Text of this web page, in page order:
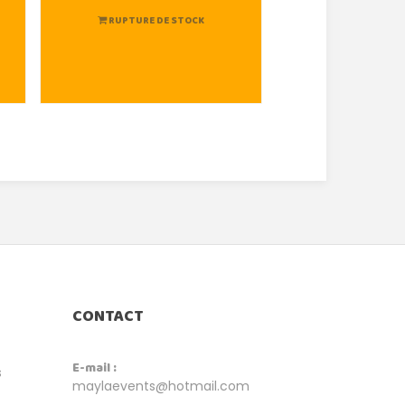
RUPTURE DE STOCK
CONTACT
E-mail :
maylaevents@hotmail.com